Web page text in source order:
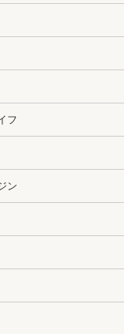
フ
ン